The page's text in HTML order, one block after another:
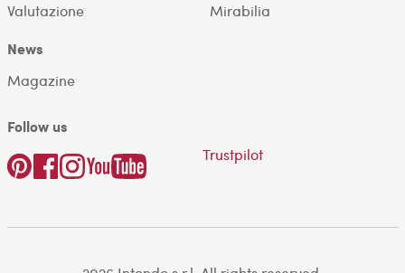
Valutazione
Mirabilia
News
Magazine
Follow us
Trustpilot